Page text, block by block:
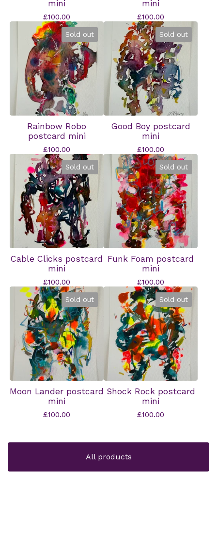
mini
£100.00
mini
£100.00
Sold out
Rainbow Robo
postcard mini
£100.00
Sold out
Good Boy postcard
mini
£100.00
Sold out
Cable Clicks postcard
mini
£100.00
Sold out
Funk Foam postcard
mini
£100.00
Sold out
Moon Lander postcard
mini
£100.00
Sold out
Shock Rock postcard
mini
£100.00
All products